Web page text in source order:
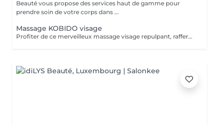
Beauté vous propose des services haut de gamme pour
prendre soin de votre corps dans ...
Massage KOBIDO visage
Profiter de ce merveilleux massage visage repulpant, raffermissant et anti-âge sans faire de nettoyage complet et vous relaxer. Ce massage peut être réalisé 1 à 2 fois par semaine. Mais au moins une fois par mois, faire le soin visage KOBIDO intégral de 1H ou 1H30 afin de nettoyer la peau en profondeur.